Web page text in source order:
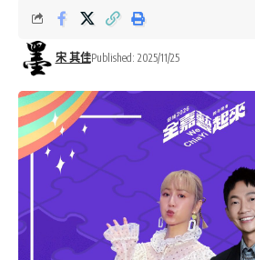
宋 其佳Published: 2025/11/25